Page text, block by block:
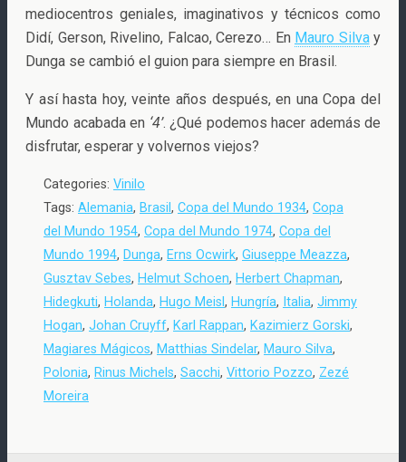
mediocentros geniales, imaginativos y técnicos como
Didí, Gerson, Rivelino, Falcao, Cerezo… En Mauro Silvay
Dunga se cambió el guion para siempre en Brasil.
Y así hasta hoy, veinte años después, en una Copa del
Mundo acabada en ‘4’. ¿Qué podemos hacer además de
disfrutar, esperar y volvernos viejos?
Categories: Vinilo
Tags: Alemania, Brasil , Copa del Mundo 1934, Copa
del Mundo 1954, Copa del Mundo 1974, Copa del
Mundo 1994, Dunga, Erns Ocwirk, Giuseppe Meazza,
Gusztav Sebes, Helmut Schoen, Herbert Chapman,
Hidegkuti, Holanda, Hugo Meisl , Hungría, Italia, Jimmy
Hogan, Johan Cruyff, Karl Rappan, Kazimierz Gorski,
Magiares Mágicos, Matthias Sindelar, Mauro Silva,
Polonia, Rinus Michels, Sacchi, Vittorio Pozzo, Zezé
Moreira